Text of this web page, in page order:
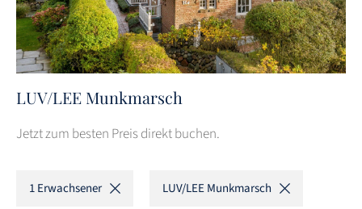
LUV/LEE Munkmarsch
Jetzt zum besten Preis direkt buchen.
1 Erwachsener LUV/LEE Munkmarsch